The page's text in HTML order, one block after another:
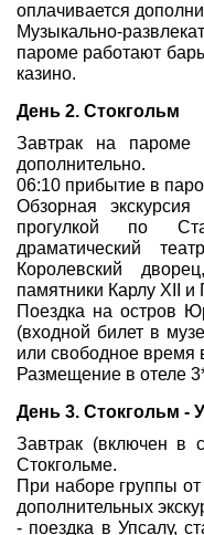
оплачивается
Музыкально-
пароме работают
казино.
День 2. Стокгольм
Завтрак на пароме
дополнительно.
06:10 прибытие в
Обзорная
прогулкой по
драматический
Королевский
памятники Карлу XII
Поездка на остров
(входной билет в
или свободное время
Размещение в отеле
День 3. Стокгольм -
Завтрак (включен в
Стокгольме.
При наборе группы
дополнительных
- поездка в Упсалу,